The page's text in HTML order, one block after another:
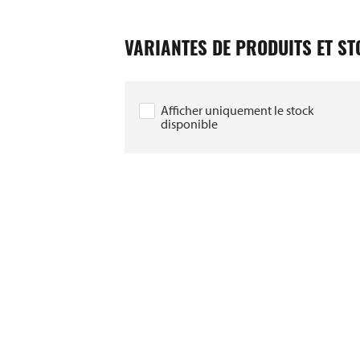
VARIANTES DE PRODUITS ET
Afficher uniquement le stock
disponible